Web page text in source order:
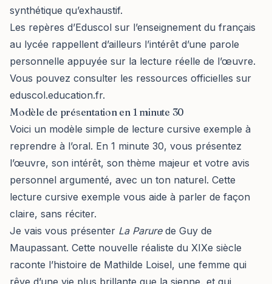
synthétique qu’exhaustif.
Les repères d’Eduscol sur l’enseignement du français
au lycée rappellent d’ailleurs l’intérêt d’une parole
personnelle appuyée sur la lecture réelle de l’œuvre.
Vous pouvez consulter les ressources officielles sur
eduscol.education.fr.
Modèle de présentation en 1 minute 30
Voici un modèle simple de lecture cursive exemple à
reprendre à l’oral. En 1 minute 30, vous présentez
l’œuvre, son intérêt, son thème majeur et votre avis
personnel argumenté, avec un ton naturel. Cette
lecture cursive exemple vous aide à parler de façon
claire, sans réciter.
Je vais vous présenter La Parurede Guy de
Maupassant. Cette nouvelle réaliste du XIXe siècle
raconte l’histoire de Mathilde Loisel, une femme qui
rêve d’une vie plus brillante que la sienne, et qui